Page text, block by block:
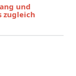
und
zugleich